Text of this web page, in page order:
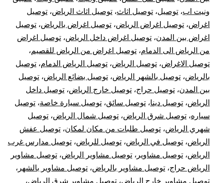
ونيت اب، توصيل، توصيل اثاث، توصيل اثاث الرياض، توصيل
اغراض، توصيل اغراض الرياض، توصيل اغراض بالرياض، توصيل
اغراض بين المدن، توصيل اغراض داخل الرياض، توصيل اغراض
من الرياض الى الدمام، توصيل اغراض من الرياض للقصيم،
توصيل الاغراض، توصيل الرياض، توصيل الرياض الدمام، توصيل
بالرياض، توصيل بالشهر الرياض، توصيل بضائع الرياض، توصيل
بين المدن، توصيل حراج، توصيل خارج الرياض، توصيل داخل
الرياض، توصيل دينا، توصيل سائق، توصيل سيارة خاصة، توصيل
سياره، توصيل شرق الرياض، توصيل شمال الرياض، توصيل
شهري الرياض، توصيل طلبات من مكان لمكان، توصيل عفش
الرياض، توصيل في الرياض، توصيل للرياض، توصيل مدارس غرب
الرياض، توصيل مشاوير ، توصيل مشاوير الرياض، توصيل مشاوير
الرياض حراج، توصيل مشاوير بالرياض، توصيل مشاوير بالشهر ،
توصيل مشاوير خارج الرياض، توصيل مشاوير شرق الرياض،